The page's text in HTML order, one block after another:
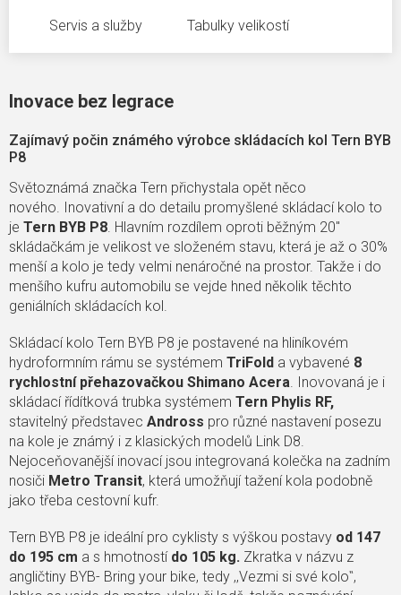
Servis a služby Tabulky velikostí
Inovace bez legrace
Zajímavý počin známého výrobce skládacích kol Tern BYB
P8
Světoznámá značka Tern přichystala opět něco
nového. Inovativní a do detailu promyšlené skládací kolo to
je Tern BYB P8. Hlavním rozdílem oproti běžným 20"
skládačkám je velikost ve složeném stavu, která je až o 30%
menší a kolo je tedy velmi nenáročné na prostor. Takže i do
menšího kufru automobilu se vejde hned několik těchto
geniálních skládacích kol.
Skládací kolo Tern BYB P8 je postavené na hliníkovém
hydroformním rámu se systémem TriFold a vybavené 8
rychlostní přehazovačkou Shimano Acera. Inovovaná je i
skládací řídítková trubka systémem Tern Phylis RF,
stavitelný představec Andross pro různé nastavení posezu
na kole je známý i z klasických modelů Link D8.
Nejoceňovanější inovací jsou integrovaná kolečka na zadním
nosiči Metro Transit, která umožňují tažení kola podobně
jako třeba cestovní kufr.
Tern BYB P8 je ideální pro cyklisty s výškou postavy od 147
do 195 cm a s hmotností do 105 kg. Zkratka v názvu z
angličtiny BYB- Bring your bike, tedy ‚‚Vezmi si své kolo‛‛,